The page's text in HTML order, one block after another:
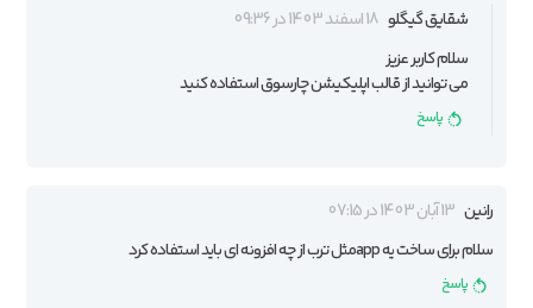
شقایق گیگلو 18 اسفند 1403 در 09:36
سلام کاربر عزیز
می توانید از قالب اپلیکیشن چارسوق استفاده کنید
پاسخ
رانین 13 آبان 1403 در 07:15
سلام برای ساخت یه appمثل ترب از چه افزونه ای باید استفاده کرد
پاسخ